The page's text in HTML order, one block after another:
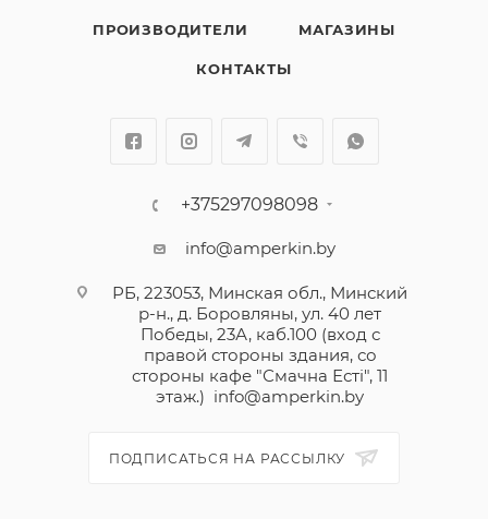
ПРОИЗВОДИТЕЛИ МАГАЗИНЫ
КОНТАКТЫ
+375297098098
info@amperkin.by
РБ, 223053, Минская обл., Минский
р-н., д. Боровляны, ул. 40 лет
Победы, 23А, каб.100 (вход с
правой стороны здания, со
стороны кафе "Смачна Естi", 11
этаж.) info@amperkin.by
ПОДПИСАТЬСЯ НА РАССЫЛКУ